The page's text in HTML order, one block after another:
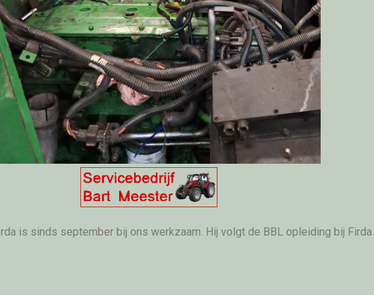
is sinds september bij ons werkzaam. Hij volgt de BBL opleiding bij Firda.